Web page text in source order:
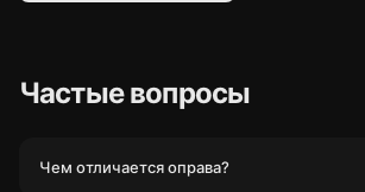
Частые вопросы
Чем отличается оправа?